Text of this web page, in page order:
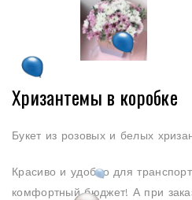
Хризантемы в коробке
Букет из розовых и белых
Красиво и удобно для
комфортный бюджет! А при